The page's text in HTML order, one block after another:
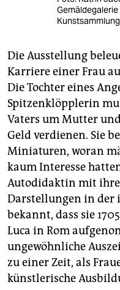
Die Ausstellung
Karriere einer Frau
Die Tochter eines
Spitzenklöpplerin
Vaters um Mutter
Geld verdienen. Sie
Miniaturen, woran
kaum Interesse
Autodidaktin mit
Darstellungen in der
bekannt, dass sie
Luca in Rom
ungewöhnliche
zu einer Zeit, als
künstlerische